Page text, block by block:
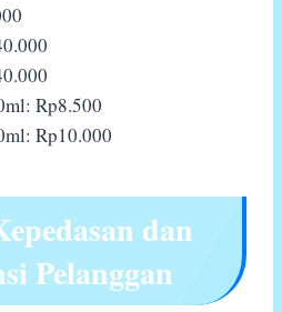
Rp8.500
Rp10.000
dan
Pelanggan